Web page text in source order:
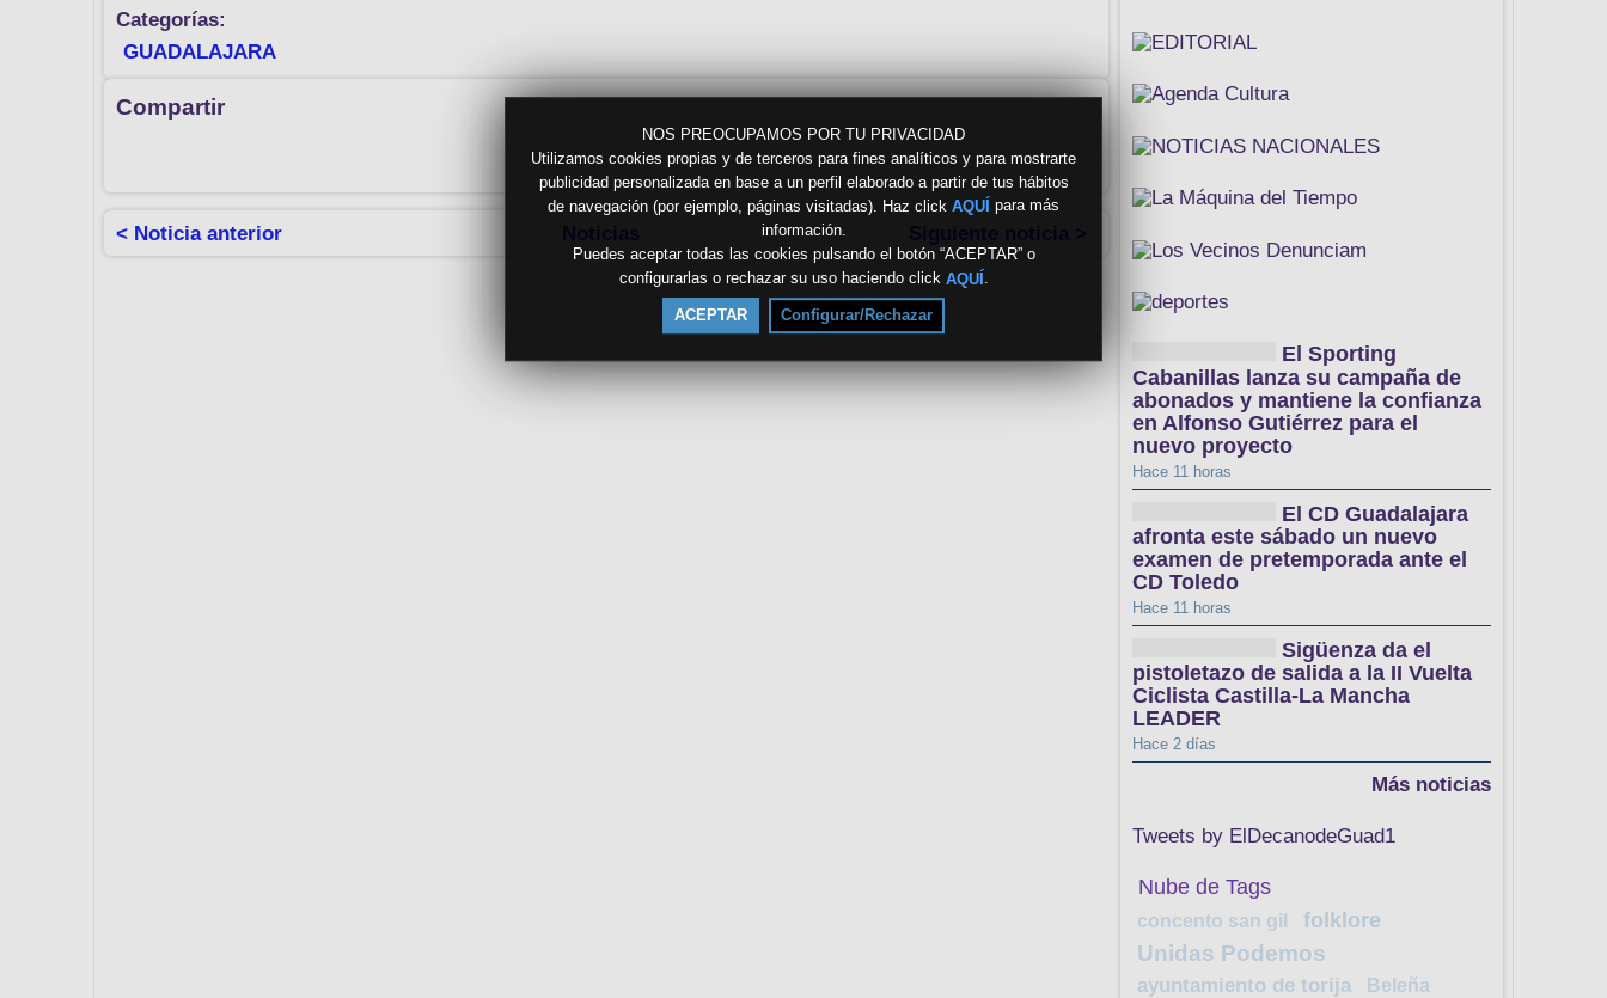
NOS PREOCUPAMOS POR TU PRIVACIDAD
Utilizamos cookies propias y de terceros para fines analíticos y para mostrarte
publicidad personalizada en base a un perfil elaborado a partir de tus hábitos
de navegación (por ejemplo, páginas visitadas). Haz click AQUÍ para más
información.
Puedes aceptar todas las cookies pulsando el botón “ACEPTAR” o
configurarlas o rechazar su uso haciendo click AQUÍ
ACEPTAR Configurar/Rechazar
Categorías:
GUADALAJARA
Compartir
< Noticia anterior
El Sporting
Cabanillas lanza su campaña de
abonados y mantiene la confianza
en Alfonso Gutiérrez para el
nuevo proyecto
Hace 11 horas
El CD Guadalajara
afronta este sábado un nuevo
examen de pretemporada ante el
CD Toledo
Hace 11 horas
Sigüenza da el
pistoletazo de salida a la II Vuelta
Ciclista Castilla-La Mancha
LEADER
Hace 2 días
Más noticias
Tweets by ElDecanodeGuad1
Nube de Tags
concento san gil folklore
Unidas Podemos
ayuntamiento de torija Beleña